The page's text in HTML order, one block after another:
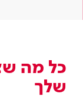
כל מה
שלך